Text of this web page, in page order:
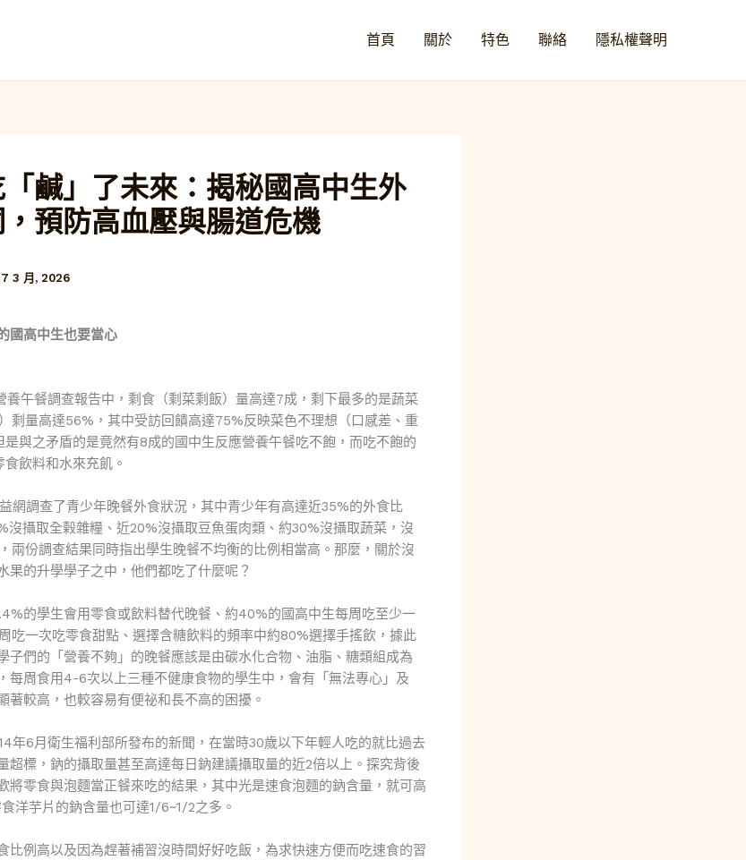
首頁 關於 特色 聯絡 隱私權聲明
鹹」了未來：揭秘國高中生外
預防高血壓與腸道危機
3 月, 2026
國高中生也要當心
養午餐調查報告中，剩食（剩菜剩飯）量高達7成，剩下最多的是蔬菜
剩量高達56%，其中受訪回饋高達75%反映菜色不理想（口感差、重
與之矛盾的是竟然有8成的國中生反應營養午餐吃不飽，而吃不飽的
飲料和水來充飢。
網調查了青少年晚餐外食狀況，其中青少年有高達近35%的外食比
沒攝取全榖雜糧、近20%沒攝取豆魚蛋肉類、約30%沒攝取蔬菜，沒
兩份調查結果同時指出學生晚餐不均衡的比例相當高。那麼，關於沒
果的升學學子之中，他們都吃了什麼呢？
的學生會用零食或飲料替代晚餐、約40%的國高中生每周吃至少一
吃一次吃零食甜點、選擇含糖飲料的頻率中約80%選擇手搖飲，據此
子們的「營養不夠」的晚餐應該是由碳水化合物、油脂、糖類組成為
每周食用4-6次以上三種不健康食物的學生中，會有「無法專心」及
著較高，也較容易有便祕和長不高的困擾。
年6月衛生福利部所發布的新聞，在當時30歲以下年輕人吃的就比過去
超標，鈉的攝取量甚至高達每日鈉建議攝取量的近2倍以上。探究背後
將零食與泡麵當正餐來吃的結果，其中光是速食泡麵的鈉含量，就可高
洋芋片的鈉含量也可達1/6~1/2之多。
比例高以及因為趕著補習沒時間好好吃飯，為求快速方便而吃速食的習